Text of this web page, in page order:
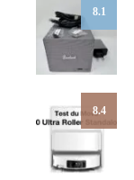
8.1
8.4